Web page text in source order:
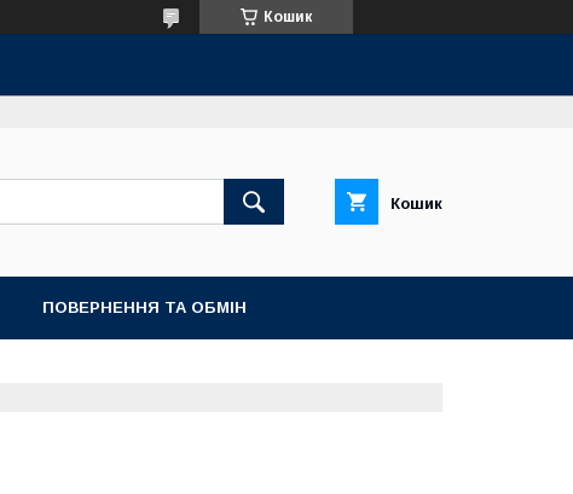
Кошик
Кошик
ПОВЕРНЕННЯ ТА ОБМІН